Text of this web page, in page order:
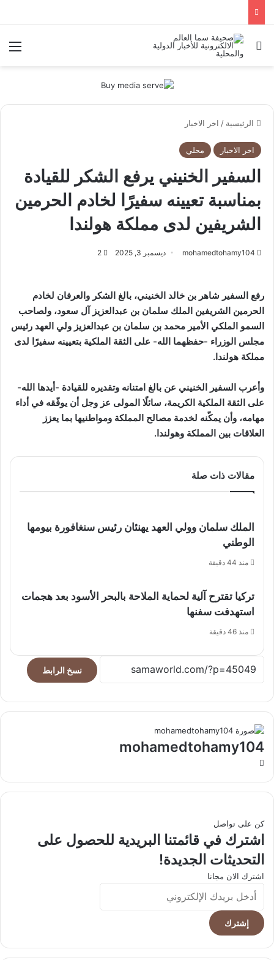
بحث عن
الرئيسية / اخر الاخبار
اخر الاخبار محلي
السفير الخنيني يرفع الشكر للقيادة
بمناسبة تعيينه سفيرًا لخادم الحرمين
الشريفين لدى مملكة هولندا
mohamedtohamy104 ديسمبر 3, 2025 2
رفع السفير شاهر بن خالد الخنيني، بالغ الشكر والعرفان لخادم
الحرمين الشريفين الملك سلمان بن عبدالعزيز آل سعود، ولصاحب
السمو الملكي الأمير محمد بن سلمان بن عبدالعزيز ولي العهد رئيس
مجلس الوزراء -حفظهما الله- على الثقة الملكية بتعيينه سفيرًا لدى
مملكة هولندا.
وأعرب السفير الخنيني عن بالغ امتنانه وتقديره للقيادة -أيدها الله-
على الثقة الملكية الكريمة، سائلًا المولى عز وجل أن يوفّقه في أداء
مهامه، وأن يمكّنه لخدمة مصالح المملكة ومواطنيها بما يعزز
العلاقات بين المملكة وهولندا.
مقالات ذات صلة
الملك سلمان وولي العهد يهنئان رئيس سنغافورة بيومها
الوطني
منذ 44 دقيقة
تركيا تقترح آلية لحماية الملاحة بالبحر الأسود بعد هجمات
استهدفت سفنها
منذ 46 دقيقة
نسخ الرابط
mohamedtohamy104
كن على تواصل
اشترك في قائمتنا البريدية للحصول على
التحديثات الجديدة!
اشترك الان مجانا
أدخل
بريدك
الإلكتروني